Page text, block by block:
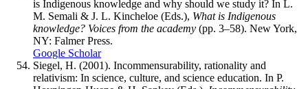
is Indigenous knowledge and why should we study it? In L.
M. Semali & J. L. Kincheloe (Eds.), What is Indigenous
knowledge? Voices from the academy (pp. 3–58). New York,
NY: Falmer Press.
Google Scholar
Siegel, H. (2001). Incommensurability, rationality and
relativism: In science, culture, and science education. In P.